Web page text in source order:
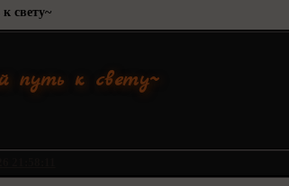
свету~
путь к свету~